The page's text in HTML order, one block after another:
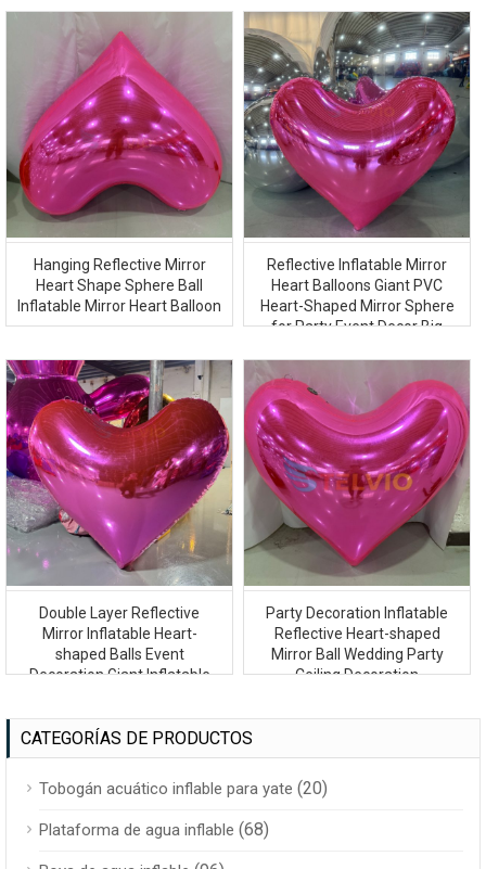
Hanging Reflective Mirror
Heart Shape Sphere Ball
Inflatable Mirror Heart Balloon
Reflective Inflatable Mirror
Heart Balloons Giant PVC
Heart-Shaped Mirror Sphere
for Party Event Decor Big
Double Layer Reflective
Mirror Inflatable Heart-
shaped Balls Event
Decoration Giant Inflatable
Party Decoration Inflatable
Reflective Heart-shaped
Mirror Ball Wedding Party
Ceiling Decoration
CATEGORÍAS DE PRODUCTOS
Tobogán acuático inflable para yate (20)
Plataforma de agua inflable (68)